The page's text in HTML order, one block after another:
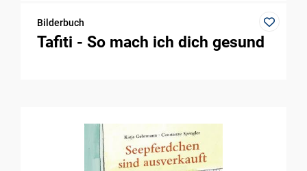
Bilderbuch
Tafiti - So mach ich dich gesund